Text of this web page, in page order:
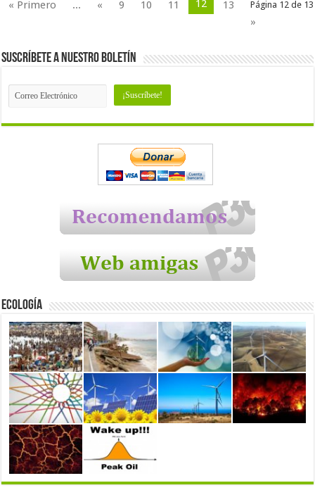
Página 12 de 13
« Primero ... « 9 10 11 12
13
»
Suscríbete a nuestro Boletín
Ecología